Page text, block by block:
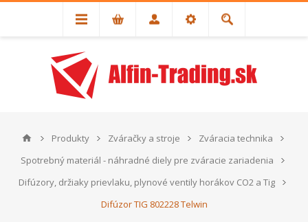
Produkty Zváračky a stroje
Zváracia technika
Spotrebný materiál - náhradné diely pre zváracie zariadenia
Difúzory, držiaky prievlaku, plynové ventily horákov CO2 a Tig
Difúzor TIG 802228 Telwin